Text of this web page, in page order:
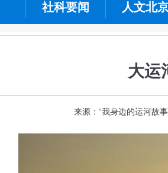
社科要闻 人文北
大运
来源：“我身边的运河